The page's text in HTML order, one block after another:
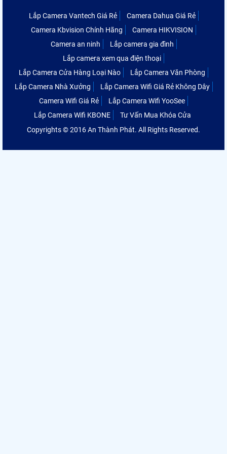
Lắp Camera Vantech Giá Rẻ
Camera Dahua Giá Rẻ
Camera Kbvision Chính Hãng
Camera HIKVISION
Camera an ninh
Lắp camera gia đình
Lắp camera xem qua điện thoại
Lắp Camera Cửa Hàng Loại Nào
Lắp Camera Văn Phòng
Lắp Camera Nhà Xưởng
Lắp Camera Wifi Giá Rẻ Không Dây
Camera Wifi Giá Rẻ
Lắp Camera Wifi YooSee
Lắp Camera Wifi KBONE
Tư Vấn Mua Khóa Cửa
Copyrights © 2016 An Thành Phát. All Rights Reserved.